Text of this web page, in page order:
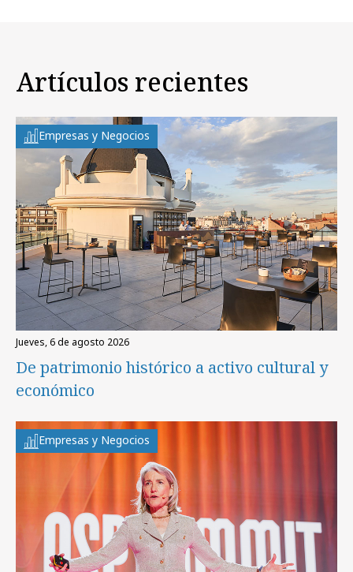
Artículos recientes
Empresas y Negocios
jueves, 6 de agosto 2026
De patrimonio histórico a activo cultural y
económico
Empresas y Negocios